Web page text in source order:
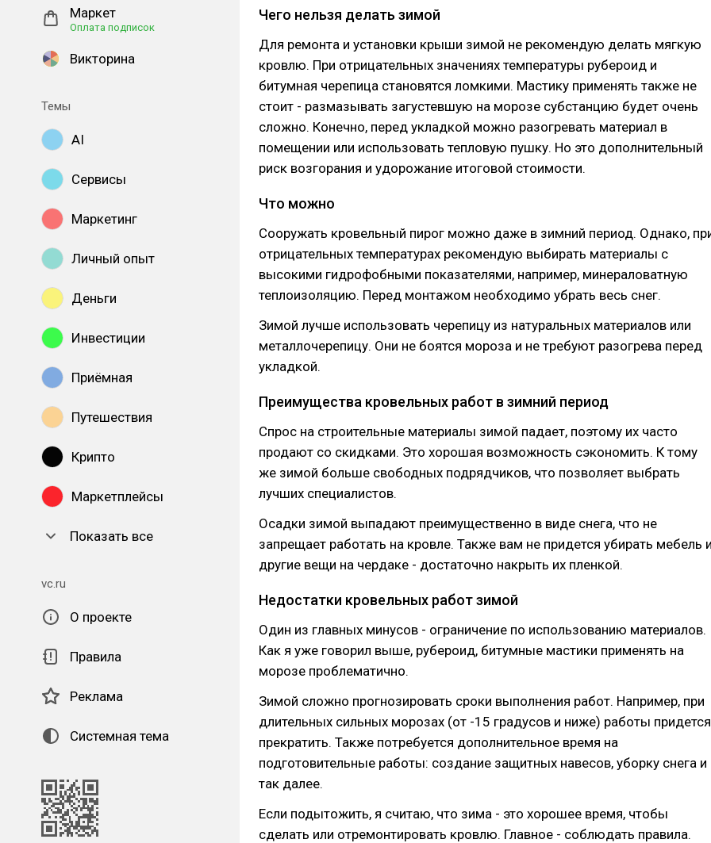
Маркет
Оплата подписок
Викторина
Темы
AI
Сервисы
Маркетинг
Личный опыт
Деньги
Инвестиции
Приёмная
Путешествия
Крипто
Маркетплейсы
Показать все
vc.ru
О проекте
Правила
Реклама
Системная тема
Чего нельзя делать зимой
Для ремонта и установки крыши зимой не рекомендую делать мягкую
кровлю. При отрицательных значениях температуры рубероид и
битумная черепица становятся ломкими. Мастику применять также не
стоит - размазывать загустевшую на морозе субстанцию будет очень
сложно. Конечно, перед укладкой можно разогревать материал в
помещении или использовать тепловую пушку. Но это дополнительный
риск возгорания и удорожание итоговой стоимости.
Что можно
Сооружать кровельный пирог можно даже в зимний период. Однако,
отрицательных температурах рекомендую выбирать материалы с
высокими гидрофобными показателями, например, минераловатную
теплоизоляцию. Перед монтажом необходимо убрать весь снег.
Зимой лучше использовать черепицу из натуральных материалов или
металлочерепицу. Они не боятся мороза и не требуют разогрева перед
укладкой.
Преимущества кровельных работ в зимний период
Спрос на строительные материалы зимой падает, поэтому их часто
продают со скидками. Это хорошая возможность сэкономить. К тому
же зимой больше свободных подрядчиков, что позволяет выбрать
лучших специалистов.
Осадки зимой выпадают преимущественно в виде снега, что не
запрещает работать на кровле. Также вам не придется убирать мебель
другие вещи на чердаке - достаточно накрыть их пленкой.
Недостатки кровельных работ зимой
Один из главных минусов - ограничение по использованию материалов.
Как я уже говорил выше, рубероид, битумные мастики применять на
морозе проблематично.
Зимой сложно прогнозировать сроки выполнения работ. Например, при
длительных сильных морозах (от -15 градусов и ниже) работы придется
прекратить. Также потребуется дополнительное время на
подготовительные работы: создание защитных навесов, уборку снега и
так далее.
Если подытожить, я считаю, что зима - это хорошее время, чтобы
сделать или отремонтировать кровлю. Главное - соблюдать правила.